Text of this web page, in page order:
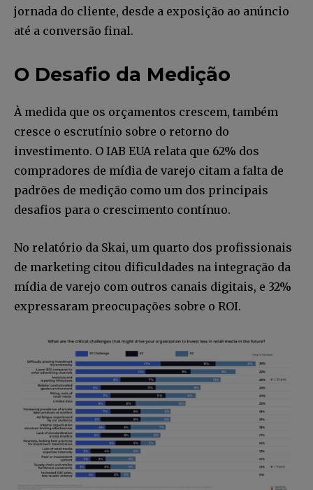
jornada do cliente, desde a exposição ao anúncio
até a conversão final. ​
O Desafio da Medição
À medida que os orçamentos crescem, também
cresce o escrutínio sobre o retorno do
investimento. O IAB EUA relata que 62% dos
compradores de mídia de varejo citam a falta de
padrões de medição como um dos principais
desafios para o crescimento contínuo.
No relatório da Skai, um quarto dos profissionais
de marketing citou dificuldades na integração da
mídia de varejo com outros canais digitais, e 32%
expressaram preocupações sobre o ROI.